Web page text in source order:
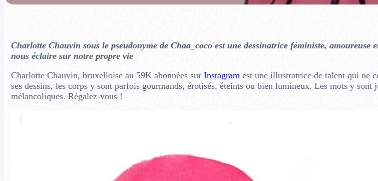
Charlotte Chauvin sous le pseudonyme de Chaa_coco est une dessinatrice féministe, amoureuse
nous éclaire sur notre propre vie
Charlotte Chauvin, bruxelloise au 59K abonnées sur Instagram est une illustratrice de talent qui ne
ses dessins, les corps y sont parfois gourmands, érotisés, éteints ou bien lumineux. Les mots y sont
mélancoliques. Régalez-vous !